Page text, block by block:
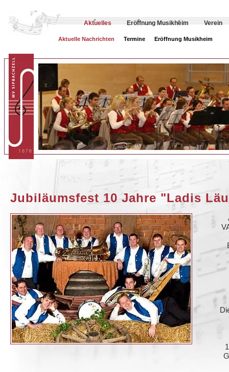
Aktuelles Eröffnung Musikheim Verein
Aktuelle Nachrichten Termine Eröffnung Musikheim
Jubiläumsfest 10 Jahre "Ladis